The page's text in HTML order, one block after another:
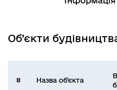
Об’єкти
# Назва об'єкта